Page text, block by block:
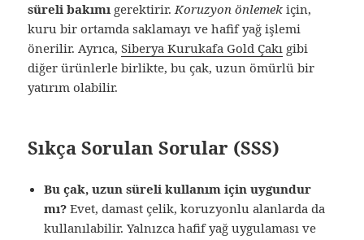
süreli bakımı gerektirir.Koruzyon önlemek için,
kuru bir ortamda saklamayı ve hafif yağ işlemi
önerilir. Ayrıca,Siberya Kurukafa Gold Çakı gibi
diğer ürünlerle birlikte, bu çak, uzun ömürlü bir
yatırım olabilir.
Sıkça Sorulan Sorular (SSS)
Bu çak, uzun süreli kullanım için uygundur
mı? Evet, damast çelik, koruzyonlu alanlarda da
kullanılabilir. Yalnızca hafif yağ uygulaması ve